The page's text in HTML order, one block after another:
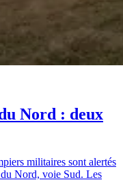
Nord : deux
militaires sont alertés
Nord, voie Sud. Les